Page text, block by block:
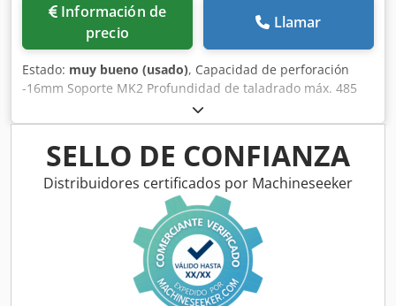
Información de
precio
Llamar
Estado: muy bueno (usado), Capacidad de perforación
-16mm Soporte MK2 Profundidad de taladrado máx. 485
mm Chedpfoq Dlznex Altoa Mesa 590 x 350 mm, giratoria
360 Accesorios varios Marcel's Machines AG
SELLO DE CONFIANZA
Distribuidores certificados por Machineseeker